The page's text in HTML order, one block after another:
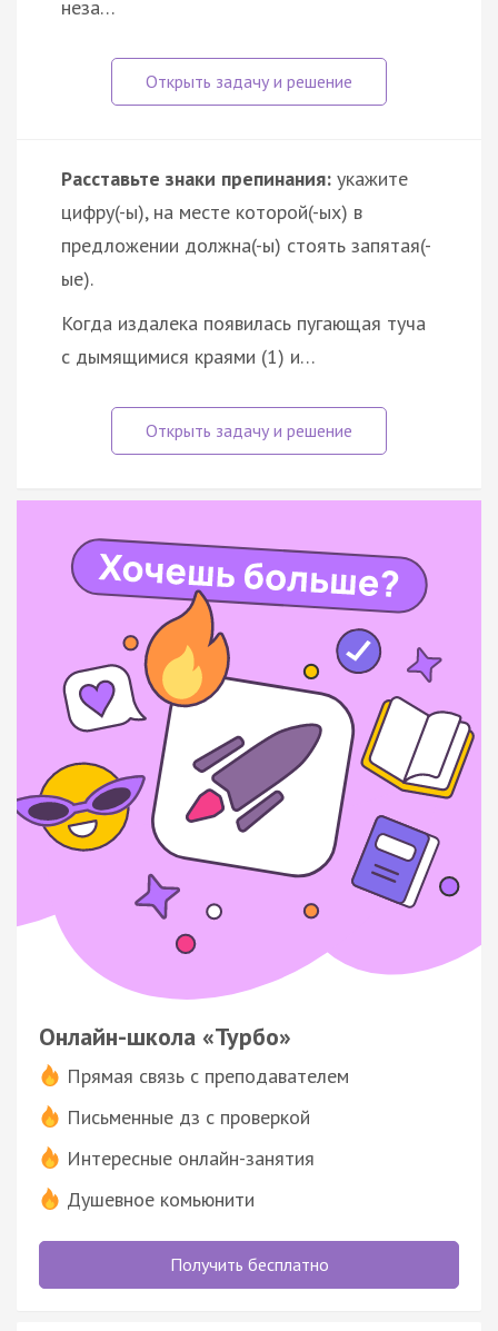
неза…
Расставьте знаки препинания: укажите
цифру(-ы), на месте которой(-ых) в
предложении должна(-ы) стоять запятая(-
ые).
Когда издалека появилась пугающая туча
с дымящимися краями (1) и…
Онлайн-школа «Турбо»
Прямая связь с преподавателем
Письменные дз с проверкой
Интересные онлайн-занятия
Душевное комьюнити
Получить бесплатно